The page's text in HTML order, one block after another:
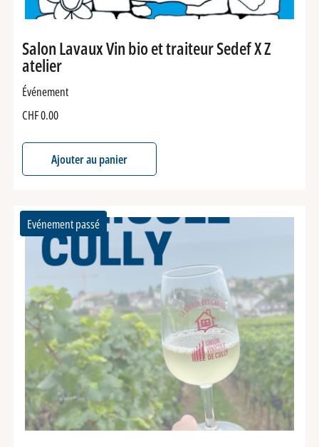
Salon Lavaux Vin bio et traiteur Sedef X Z
atelier
Événement
CHF0.00
Ajouter au panier
Evénement passé